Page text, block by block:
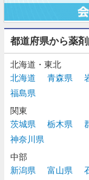
都道府県から薬
北海道・東北
北海道
青森県
福島県
関東
茨城県
栃木県
神奈川県
中部
新潟県
富山県